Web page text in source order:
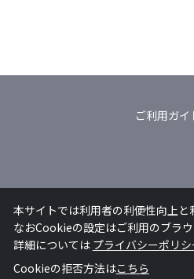
ご利用ガイ
本サイトでは利用者の利便性向上と
なおCookieの設定はご利用のブラ
詳細については プライバシーポリシ
Cookieの拒否方法はこちら